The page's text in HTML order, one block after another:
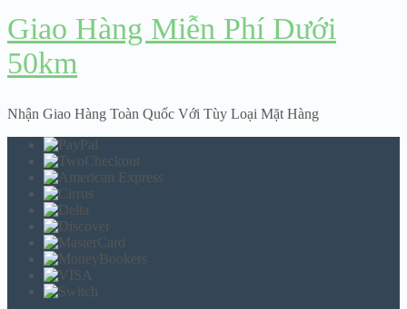
Giao Hàng Miễn Phí Dưới
50km
Nhận Giao Hàng Toàn Quốc Với Tùy Loại Mặt Hàng